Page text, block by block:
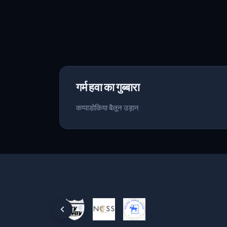
गर्म हवा का गुब्बारा
कप्पाडोकिया बैलून उड़ान